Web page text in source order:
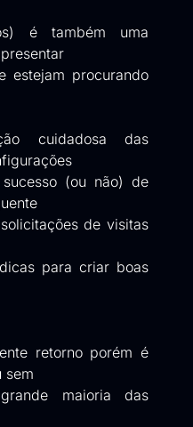
é também uma
estejam procurando
cuidadosa das
(ou não) de
de visitas
para criar boas
retorno porém é
sem
maioria das